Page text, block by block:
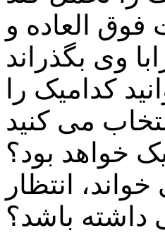
العاده و
کدامیک را
خواهد بود؟
انتظار
داشته باشد؟